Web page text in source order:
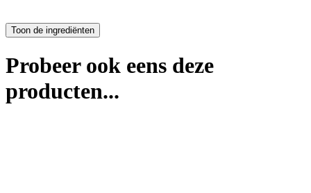
Probeer ook eens deze
producten...